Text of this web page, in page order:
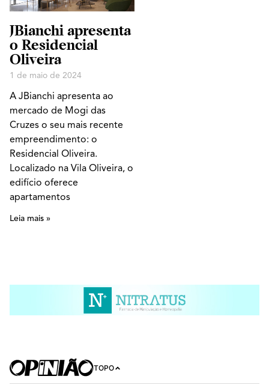
JBianchi apresenta
o Residencial
Oliveira
1 de maio de 2024
A JBianchi apresenta ao
mercado de Mogi das
Cruzes o seu mais recente
empreendimento: o
Residencial Oliveira.
Localizado na Vila Oliveira, o
edifício oferece
apartamentos
Leia mais »
TOPO